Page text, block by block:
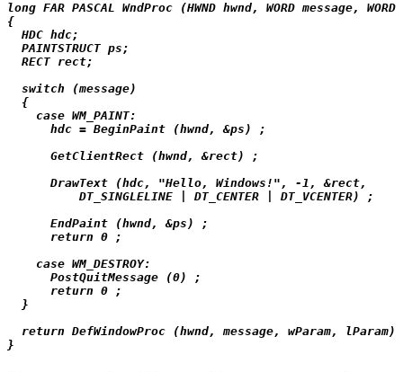
long FAR PASCAL WndProc (HWND hwnd, WORD message,
{
  HDC hdc;
  PAINTSTRUCT ps;
  RECT rect;
  switch (message)
  {
    case WM_PAINT:
      hdc = BeginPaint (hwnd, &ps) ;
      GetClientRect (hwnd, &rect) ;
      DrawText (hdc, "Hello, Windows!", -1, &rect,
          DT_SINGLELINE | DT_CENTER | DT_VCENTER) ;
      EndPaint (hwnd, &ps) ;
      return 0 ;
    case WM_DESTROY:
      PostQuitMessage (0) ;
      return 0 ;
  }
return DefWindowProc (hwnd, message, wParam, lParam)